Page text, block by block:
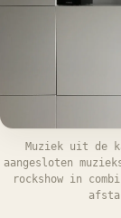
Muziek uit de
aangesloten
rockshow in